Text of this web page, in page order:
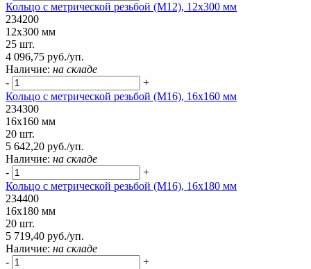
Кольцо с метрической резьбой (М12), 12х300 мм
234200
12х300 мм
25 шт.
4 096,75 руб./уп.
Наличие: на складе
-
+
Кольцо с метрической резьбой (М16), 16х160 мм
234300
16х160 мм
20 шт.
5 642,20 руб./уп.
Наличие: на складе
-
+
Кольцо с метрической резьбой (М16), 16х180 мм
234400
16х180 мм
20 шт.
5 719,40 руб./уп.
Наличие: на складе
-
+